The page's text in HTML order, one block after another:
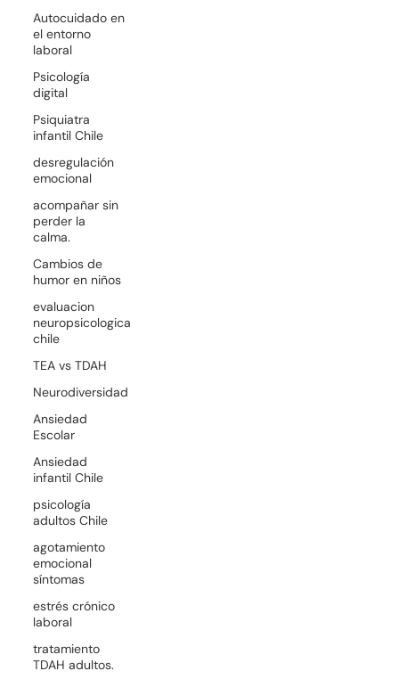
Autocuidado en
el entorno
laboral
Psicología
digital
Psiquiatra
infantil Chile
desregulación
emocional
acompañar sin
perder la
calma.
Cambios de
humor en niños
evaluacion
neuropsicologica
chile
TEA vs TDAH
Neurodiversidad
Ansiedad
Escolar
Ansiedad
infantil Chile
psicología
adultos Chile
agotamiento
emocional
síntomas
estrés crónico
laboral
tratamiento
TDAH adultos.